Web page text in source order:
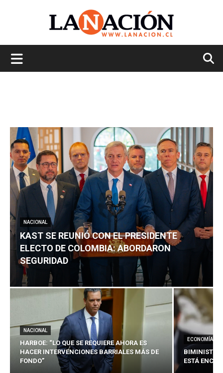
NACIONAL
KAST SE REUNIÓ CON EL PRESIDENTE
ELECTO DE COLOMBIA: ABORDARON
SEGURIDAD
NACIONAL
HARBOE: “LO QUE SE REQUIERE AHORA ES
HACER INTERVENCIONES BARRIALES MÁS DE
FONDO”
ECONOMÍA
BIMINISTRO
ESTÁ